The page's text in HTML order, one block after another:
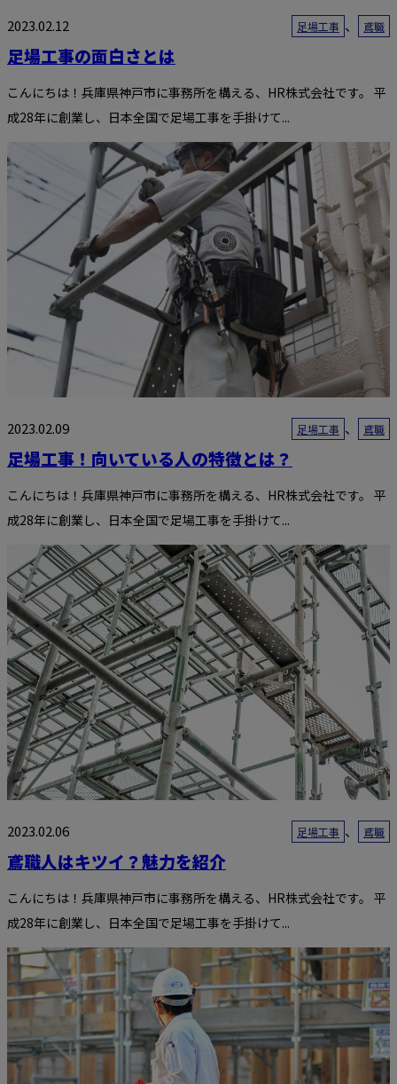
2023.02.12 足場工事 、 鳶職
足場工事の面白さとは
こんにちは！兵庫県神戸市に事務所を構える、HR株式会社です。 平
成28年に創業し、日本全国で足場工事を手掛けて...
2023.02.09 足場工事 、 鳶職
足場工事！向いている人の特徴とは？
こんにちは！兵庫県神戸市に事務所を構える、HR株式会社です。 平
成28年に創業し、日本全国で足場工事を手掛けて...
2023.02.06 足場工事 、 鳶職
鳶職人はキツイ？魅力を紹介
こんにちは！兵庫県神戸市に事務所を構える、HR株式会社です。 平
成28年に創業し、日本全国で足場工事を手掛けて...